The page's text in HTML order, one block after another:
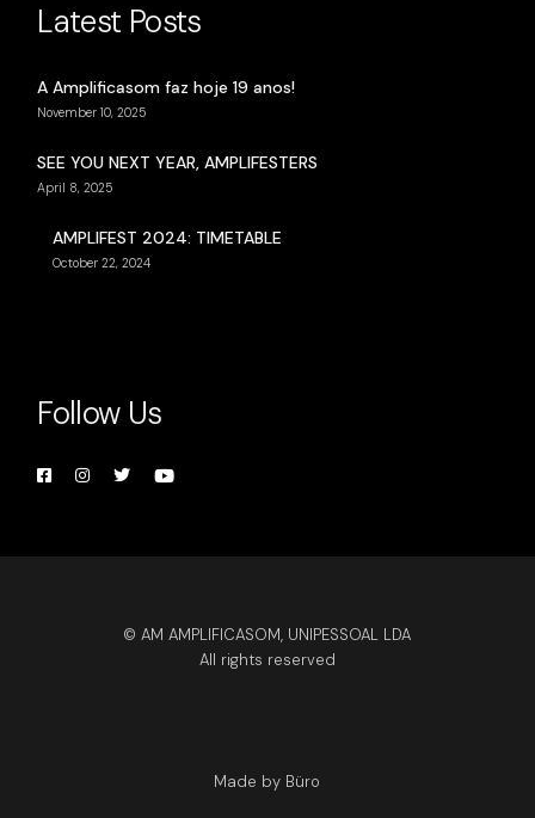
Latest Posts
A Amplificasom faz hoje 19 anos!
November 10, 2025
SEE YOU NEXT YEAR, AMPLIFESTERS
April 8, 2025
AMPLIFEST 2024: TIMETABLE
October 22, 2024
Follow Us
© AM AMPLIFICASOM, UNIPESSOAL LDA
All rights reserved
Made by Büro